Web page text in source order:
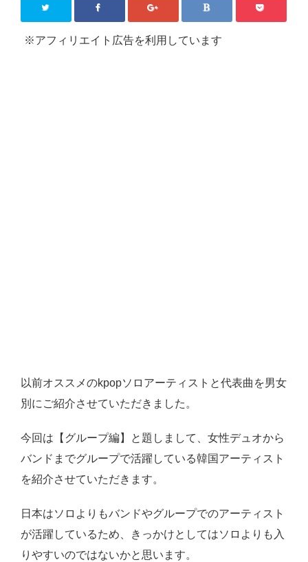
※アフィリエイト広告を利用しています
以前オススメのkpopソロアーティスト と代表曲を男女
別にご紹介させていただきました。
今回は【グループ編】と題しまして、女性デュオから
バンドまでグループで活躍している韓国アーティスト
を紹介させていただきます。
日本はソロよりもバンドやグループでのアーティスト
が活躍しているため、きっかけとしてはソロよりも入
りやすいのではないかと思います。